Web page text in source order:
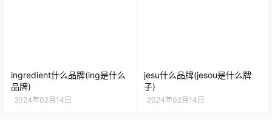
ingredient什么品牌(ing是什么
品牌)
2024年02月14日
jesu什么品牌(jesou是什么牌
子)
2024年02月14日